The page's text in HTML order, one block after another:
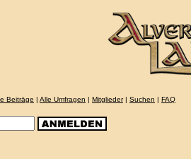
Beiträge | Alle Umfragen | Mitglieder| Suchen | FAQ